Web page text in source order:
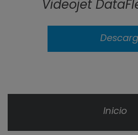
Videojet
Inicio